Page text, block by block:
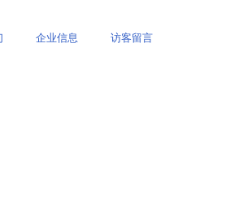
企业信息 访客留言